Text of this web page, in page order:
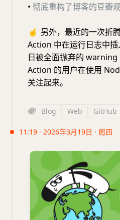
• 彻底重构了博客的豆瓣
☝️ 另外，最近的一次折
Action 中在运行日志中
日被全面抛弃的 warning
Action 的用户在使用
关注起来。
Blog Web GitHub
11:19 · 2026年3月19日 · 周四